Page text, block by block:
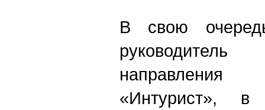
В свою
«Интурист»,